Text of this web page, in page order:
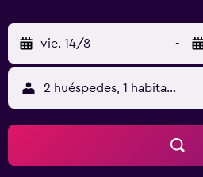
vie. 14/8 -
2 huéspedes, 1 habitación